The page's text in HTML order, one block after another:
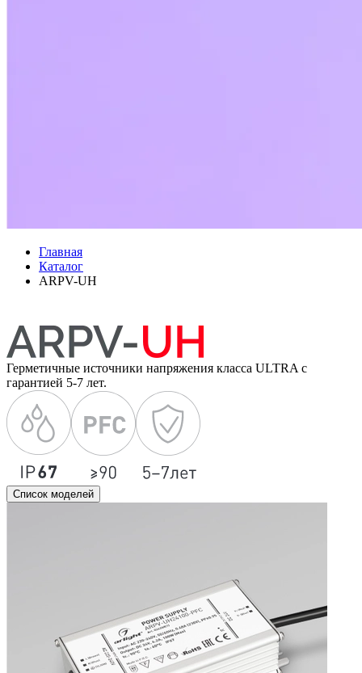
Главная
Каталог
ARPV-UH
Герметичные источники напряжения класса ULTRA с
гарантией 5-7 лет.
Список моделей